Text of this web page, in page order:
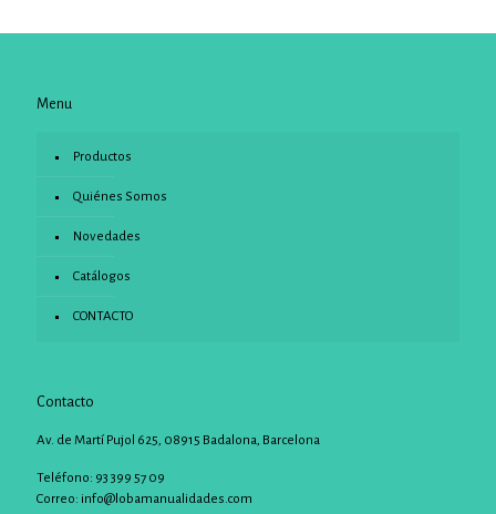
Menu
Productos
Quiénes Somos
Novedades
Catálogos
CONTACTO
Contacto
Av. de Martí Pujol 625, 08915 Badalona, Barcelona
Teléfono: 93 399 57 09
Correo: info@lobamanualidades.com